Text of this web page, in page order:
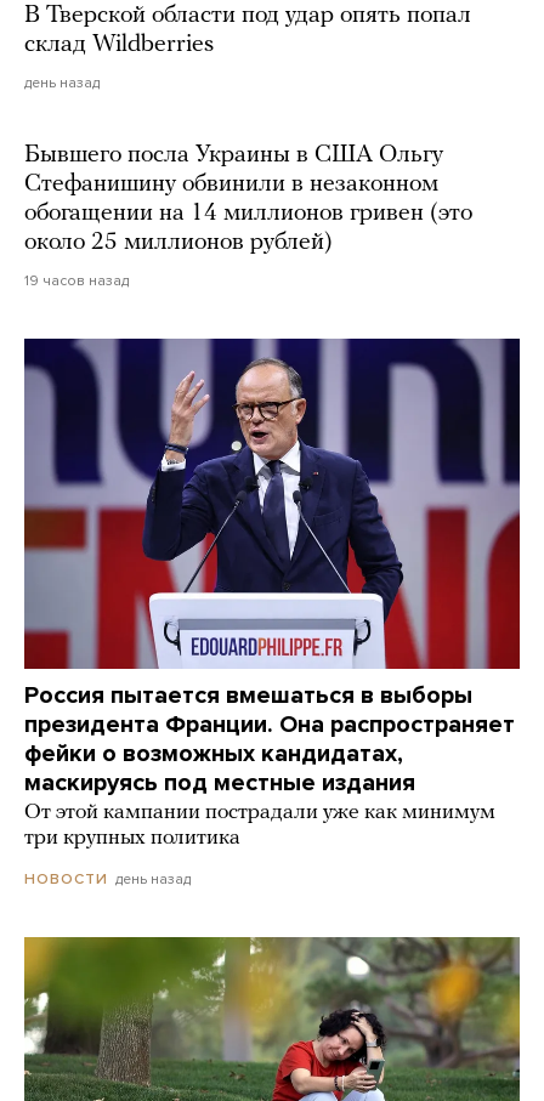
В Тверской области под удар опять попал
склад Wildberries
день назад
Бывшего посла Украины в США Ольгу
Стефанишину обвинили в незаконном
обогащении на 14 миллионов гривен (это
около 25 миллионов рублей)
19 часов назад
Россия пытается вмешаться в выборы
президента Франции. Она распространяет
фейки о возможных кандидатах,
маскируясь под местные издания
От этой кампании пострадали уже как минимум
три крупных политика
НОВОСТИ день назад